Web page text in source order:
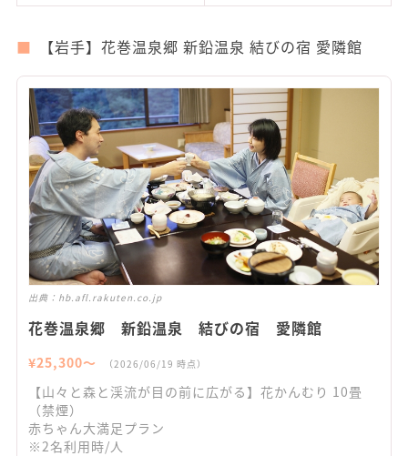
【岩手】花巻温泉郷 新鉛温泉 結びの宿 愛隣館
出典： hb.afl.rakuten.co.jp
花巻温泉郷 新鉛温泉 結びの宿 愛隣館
¥25,300〜 （2026/06/19 時点）
【山々と森と渓流が目の前に広がる】花かんむり 10畳
（禁煙）
赤ちゃん大満足プラン
※2名利用時/人